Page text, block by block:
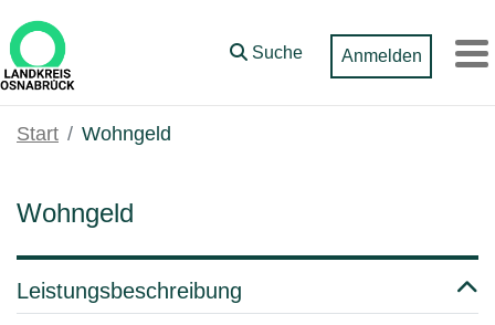
Zum Hauptinhalt springen
Suche
Anmelden
Start Wohngeld
Wohngeld
Leistungsbeschreibung